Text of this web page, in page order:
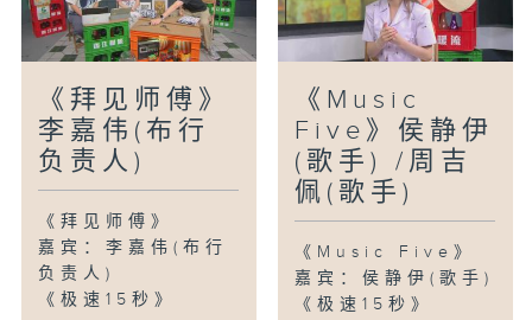
《拜见师傅》
李嘉伟(布行
负责人)
《拜见师傅》
嘉宾：李嘉伟(布行
负责人)
《极速15秒》
《Music
Five》侯静伊
(歌手) /周吉
佩(歌手)
《Music Five》
嘉宾：侯静伊(歌手)
《极速15秒》